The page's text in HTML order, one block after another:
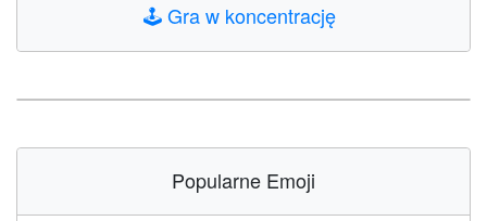
🕹️Gra w koncentrację
Popularne Emoji